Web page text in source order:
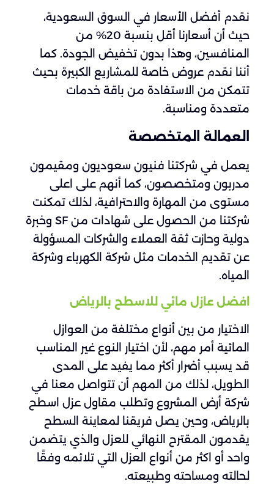
نقدم أفضل الأسعار في السوق السعودية،
حيث أن أسعارنا أقل بنسبة 20% من
المنافسين، وهذا بدون تخفيض الجودة. كما
أننا نقدم عروض خاصة للمشاريع الكبيرة بحيث
تتمكن من الاستفادة من باقة خدمات
متعددة ومناسبة.
العمالة المتخصصة
يعمل في شركتنا فنيون سعوديون ومقيمون
مدربون ومتخصصون، كما أنهم على اعلى
مستوى من المهارة والاحترافية، لذلك تمكنت
شركتنا من الحصول على شهادات من SF وخبرة
دولية وحازت ثقة العملاء والشركات المسؤولة
عن تقديم الخدمات مثل شركة الكهرباء وشركة
المياه.
افضل عازل مائي للاسطح بالرياض
الاختيار من بين أنواع مختلفة من العوازل
المائية أمر مهم، لأن اختيار النوع غير المناسب
قد يسبب أضرار أكثر مما يفيد على المدى
الطويل، لذلك من المهم أن تتواصل معنا في
شركة أرض المشروع وتطلب مقاول عزل اسطح
بالرياض، وحين يصل فريقنا لمعاينة السطح
يقدمون المقترح النهائي للعزل والذي يتضمن
واحد أو اكثر من أنواع العزل التي تلائمه وفقًا
لحالته ومساحته وطبيعته.